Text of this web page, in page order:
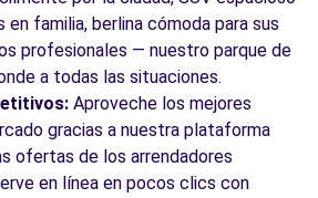
en familia, berlina cómoda para sus
profesionales — nuestro parque de
a todas las situaciones.
Aproveche los mejores
gracias a nuestra plataforma
ofertas de los arrendadores
en línea en pocos clics con